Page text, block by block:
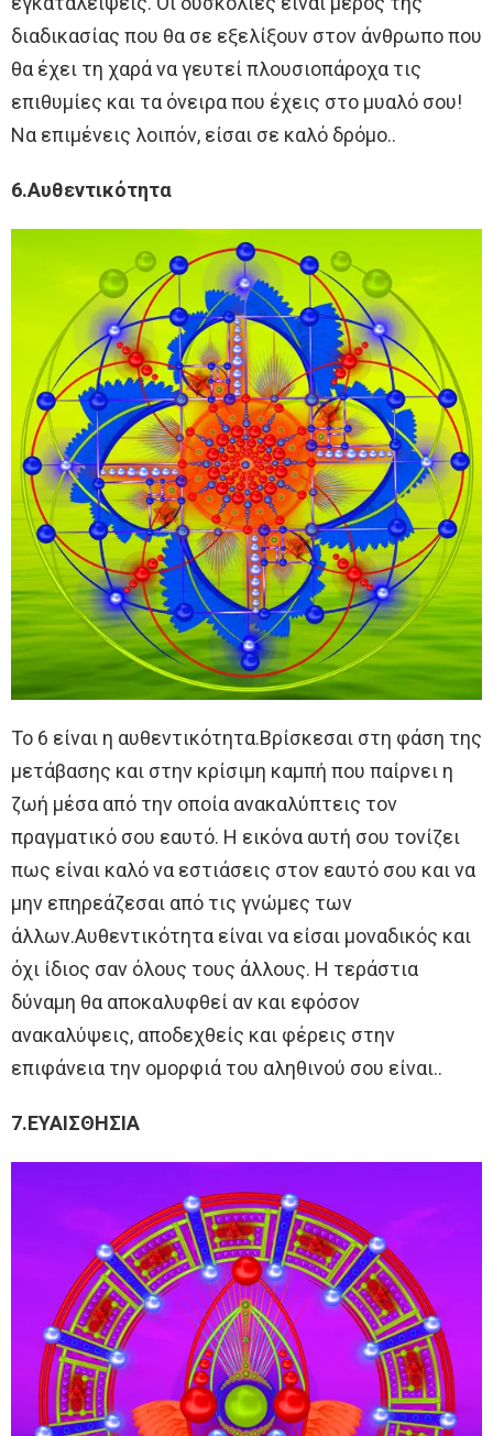
διαδικασίας που θα σε εξελίξουν στον άνθρωπο που
θα έχει τη χαρά να γευτεί πλουσιοπάροχα τις
επιθυμίες και τα όνειρα που έχεις στο μυαλό σου!
Να επιμένεις λοιπόν, είσαι σε καλό δρόμο..
6.Αυθεντικότητα
Το 6 είναι η αυθεντικότητα.Βρίσκεσαι στη φάση της
μετάβασης και στην κρίσιμη καμπή που παίρνει η
ζωή μέσα από την οποία ανακαλύπτεις τον
πραγματικό σου εαυτό. Η εικόνα αυτή σου τονίζει
πως είναι καλό να εστιάσεις στον εαυτό σου και να
μην επηρεάζεσαι από τις γνώμες των
άλλων.Αυθεντικότητα είναι να είσαι μοναδικός και
όχι ίδιος σαν όλους τους άλλους. Η τεράστια
δύναμη θα αποκαλυφθεί αν και εφόσον
ανακαλύψεις, αποδεχθείς και φέρεις στην
επιφάνεια την ομορφιά του αληθινού σου είναι..
7.ΕΥΑΙΣΘΗΣΙΑ